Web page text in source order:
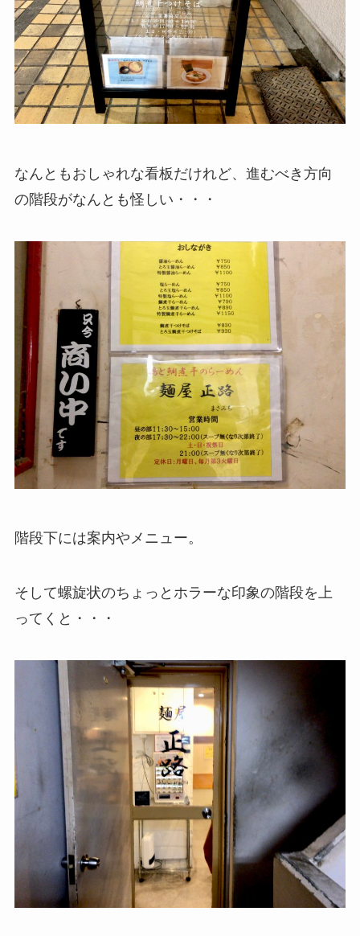
なんともおしゃれな看板だけれど、進むべき方向
の階段がなんとも怪しい・・・
階段下には案内やメニュー。
そして螺旋状のちょっとホラーな印象の階段を上
ってくと・・・